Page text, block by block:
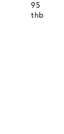
95
thb